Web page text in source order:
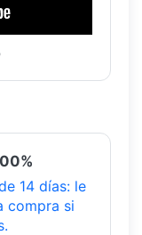
14 días: le
compra si